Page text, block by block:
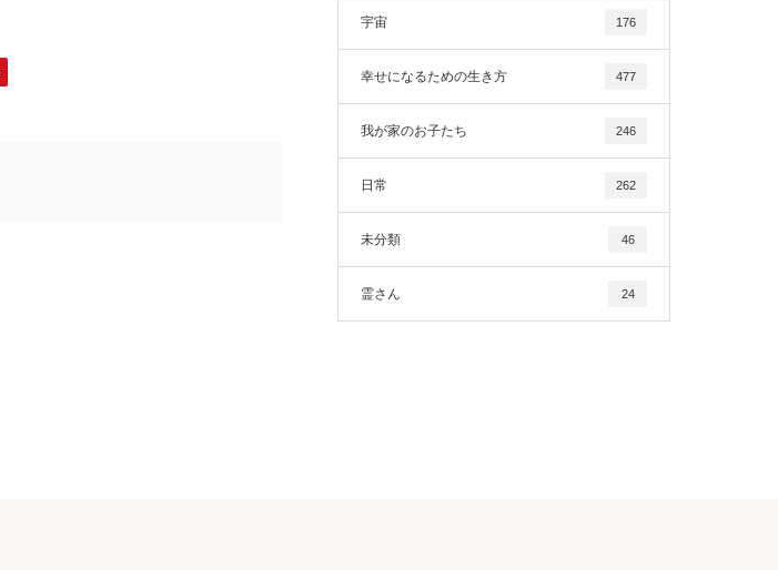
宇宙 176
幸せになるための生き方 477
我が家のお子たち 246
日常 262
未分類 46
霊さん 24